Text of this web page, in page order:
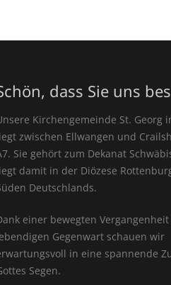
dass Sie uns
Kirchengemeinde St. Georg
zwischen Ellwangen und
Sie gehört zum Dekanat
damit in der Diözese
Deutschlands.
einer bewegten
Gegenwart schauen wir
in eine spannende
Segen.